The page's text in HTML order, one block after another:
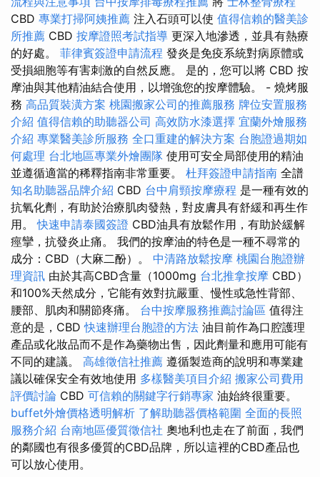
CBD 專業打掃阿姨推薦 注入石頭可以使 值得信賴的醫美診
所推薦 CBD 按摩證照考試指導 更深入地滲透，並具有熱療
的好處。 菲律賓簽證申請流程 發炎是免疫系統對病原體或
受損細胞等有害刺激的自然反應。 是的，您可以將 CBD 按
摩油與其他精油結合使用，以增強您的按摩體驗。 - 燒烤服
務 高品質裝潢方案 桃園搬家公司的推薦服務 牌位安置服務
介紹 值得信賴的助聽器公司 高效防水漆選擇 宜蘭外燴服務
介紹 專業醫美診所服務 全口重建的解決方案 台胞證過期如
何處理 台北地區專業外燴團隊 使用可安全局部使用的精油
並遵循適當的稀釋指南非常重要。 杜拜簽證申請指南 全譜
知名助聽器品牌介紹 CBD 台中肩頸按摩療程 是一種有效的
抗氧化劑，有助於治療肌肉發熱，對皮膚具有舒緩和再生作
用。快速申請泰國簽證 CBD油具有放鬆作用，有助於緩解
痙攣，抗發炎止痛。 我們的按摩油的特色是一種不尋常的
成分：CBD（大麻二酚）。 中清路放鬆按摩 桃園台胞證辦
理資訊 由於其高CBD含量（1000mg 台北推拿按摩 CBD）
和100%天然成分，它能有效對抗嚴重、慢性或急性背部、
腰部、肌肉和關節疼痛。 台中按摩服務推薦討論區 值得注
意的是，CBD快速辦理台胞證的方法 油目前作為口腔護理
產品或化妝品而不是作為藥物出售，因此劑量和應用可能有
不同的建議。 高雄徵信社推薦 遵循製造商的說明和專業建
議以確保安全有效地使用 多樣醫美項目介紹 搬家公司費用
評價討論 CBD 可信賴的關鍵字行銷專家 油始終很重要。
buffet外燴價格透明解析 了解助聽器價格範圍 全面的長照
服務介紹 台南地區優質徵信社 奧地利也走在了前面，我們
的鄰國也有很多優質的CBD品牌，所以這裡的CBD產品也
可以放心使用。